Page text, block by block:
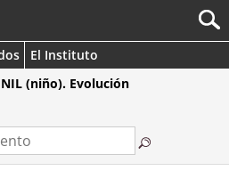
El Instituto
(niño). Evolución